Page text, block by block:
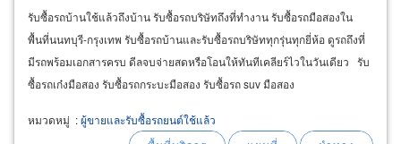
รับซื้อรถบ้านใช้แล้วถึงบ้าน รับซื้อรถบริษัทถึงที่ทำงาน รับซื้อรถมือสองใน
พื้นที่นนทบุรี-กรุงเทพ รับซื้อรถบ้านและรับซื้อรถบริษัททุกรุ่นทุกยี่ห้อ ดูรถถึงที่
มีรถพร้อมเอกสารครบ ดีลจบจ่ายสดหรือโอนให้ทันทีเคลียร์ไวในวันเดียว รับ
ซื้อรถเก๋งมือสอง รับซื้อรถกระบะมือสอง รับซื้อรถ suv มือสอง
หมวดหมู่ :ผู้ขายและรับซื้อรถยนต์ใช้แล้ว